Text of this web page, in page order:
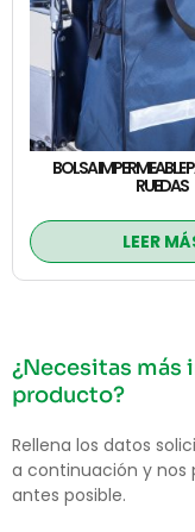
BOLSA IMPERMEABLE
RUEDAS
LEER
¿Necesitas más
producto?
Rellena los datos
a continuación y
antes posible.